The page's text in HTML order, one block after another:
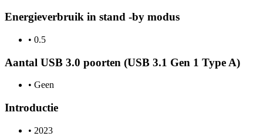
Energieverbruik in stand -by modus
• 0.5
Aantal USB 3.0 poorten (USB 3.1 Gen 1 Type A)
• Geen
Introductie
• 2023